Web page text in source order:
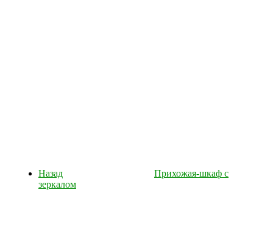
Назад
Прихожая-шкаф с
зеркалом